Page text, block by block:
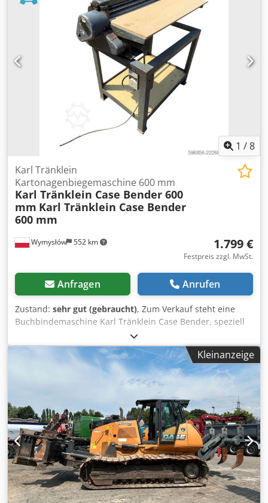
Getriebe: Voll-Powershift 19+6 Dieseltank: 1 Tankinhalt:
400 L Radio: ? Luftsitz: ? Bremsen: Ölbad-Scheibenbremsen
Reifengröße: 600/65R25 + 650/75R38 - 520/70R34 Profil
übrig: 60 % 90 % - 40 % Werkzeugkasten: ?
Hydraulikanlage: ? Tankhersteller: Samson Tankvolumen:
8000 L Hochdruckpumpe: 2 x HPP Hochdruckleistung: 122
l/min - 130 bar Codpoynq Dbjfx Andorf Vakuumpumpe:
Samson Fernbedienung: ?
1 /8
Wymysłów 552 km
Karl Tränklein
Kartonagenbiegemaschine 600 mm
Karl Tränklein Case Bender 600
mm Karl Tränklein Case Bender
600 mm
1.799 €
Festpreis zzgl. MwSt.
Anfragen Anrufen
Zustand: sehr gut (gebraucht), Zum Verkauf steht eine
Buchbindemaschine Karl Tränklein Case Bender, speziell
entwickelt zum Formen und Biegen von Buchdeckenrücken
bei Hardcover-Büchern. Das Gerät verleiht den
Buchdecken den erforderlichen Radius, sodass sie sich
optimal an den Buchblock anpassen. Die Maschine ist mit
verstellbaren Walzen ausgestattet, die eine Anpassung an
verschiedene Deckendicken ermöglichen. Die massive
Gusskonstruktion sorgt für hohe Präzision und langjährige
Haltbarkeit. Technische Daten: Hersteller: Karl Tränklein
Typ: Case Bender / Rückenformmaschine Arbeitsbreite: ca.
600 mm Walzendruck einstellbar Stabile Gusskonstruktion
Elektroantrieb Arbeitstisch Zustand: gebraucht Csdpfx
Aoziwnbsndsrf Einsatzbereiche: Hardcover-
Buchproduktion, Buchbindereien, Druckereien, Betriebe
der Druckweiterverarbeitung, Herstellung von Alben,
Kleinanzeige